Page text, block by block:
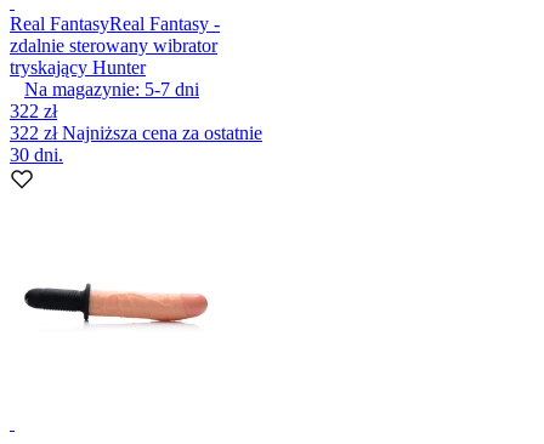
Real FantasyReal Fantasy -
zdalnie sterowany wibrator
tryskający Hunter
Na magazynie: 5-7 dni
322 zł
322 złNajniższa cena za ostatnie
30 dni.